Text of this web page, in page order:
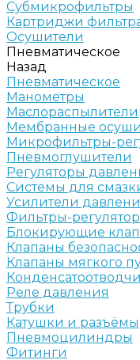
Субмикрофильтры
Картриджи
Осушители
Пневматическое
Назад
Пневматическое
Манометры
Маслораспылители
Мембранные
Микрофильтры-
Пневмоглушители
Регуляторы
Системы для
Усилители
Фильтры-
Блокирующие
Клапаны
Клапаны мягкого
Реле давления
Трубки
Катушки и разъёмы
Пневмоцилиндры
Фитинги